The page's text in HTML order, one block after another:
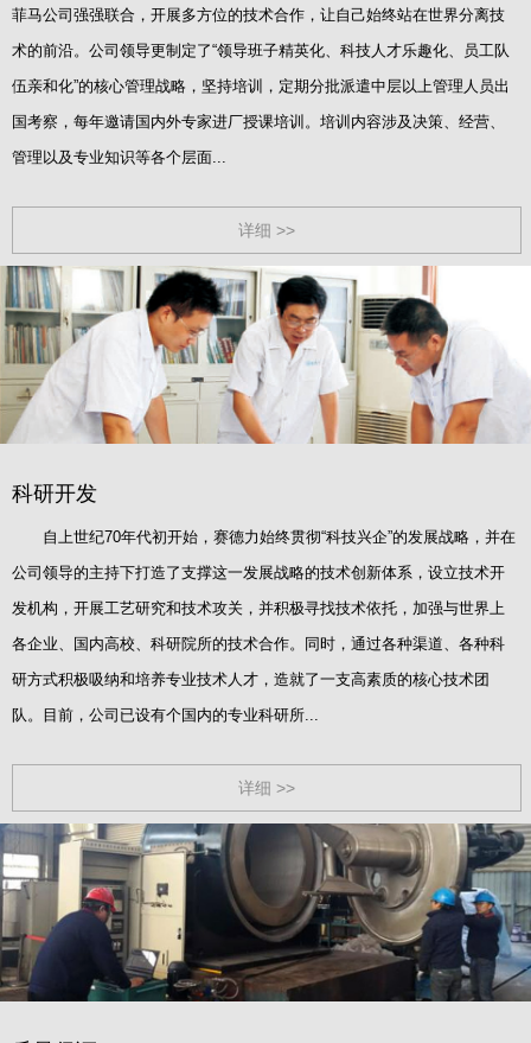
菲马公司强强联合，开展多方位的技术合作，让自己始终站在世界分离技
术的前沿。公司领导更制定了“领导班子精英化、科技人才乐趣化、员工队
伍亲和化”的核心管理战略，坚持培训，定期分批派遣中层以上管理人员出
国考察，每年邀请国内外专家进厂授课培训。培训内容涉及决策、经营、
管理以及专业知识等各个层面...
详细 >>
科研开发
自上世纪70年代初开始，赛德力始终贯彻“科技兴企”的发展战略，并在
公司领导的主持下打造了支撑这一发展战略的技术创新体系，设立技术开
发机构，开展工艺研究和技术攻关，并积极寻找技术依托，加强与世界上
各企业、国内高校、科研院所的技术合作。同时，通过各种渠道、各种科
研方式积极吸纳和培养专业技术人才，造就了一支高素质的核心技术团
队。目前，公司已设有个国内的专业科研所...
详细 >>